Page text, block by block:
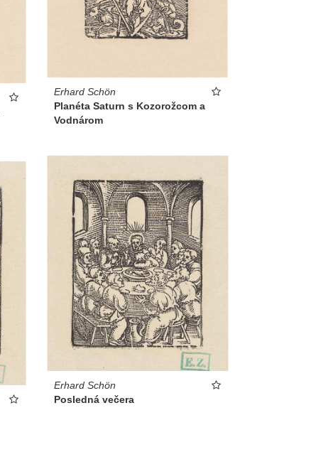
Erhard Schön
Planéta Saturn s Kozorožcom a
Vodnárom
Erhard Schön
Posledná večera